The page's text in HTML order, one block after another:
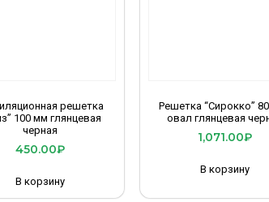
решетка
100 мм глянцевая
черная
450.00₽
В корзину
Решетка “Сирокко”
овал глянцевая
1,071.00₽
В корзину